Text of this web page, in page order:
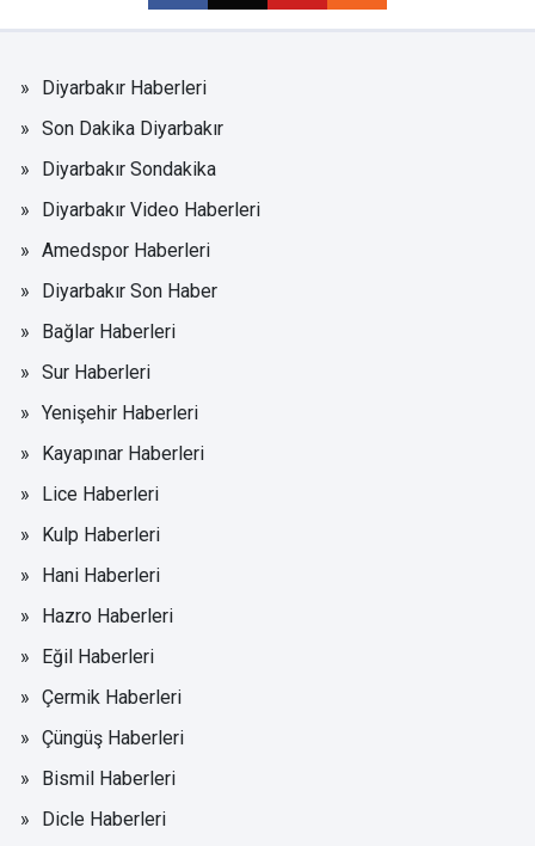
Diyarbakır Haberleri
Son Dakika Diyarbakır
Diyarbakır Sondakika
Diyarbakır Video Haberleri
Amedspor Haberleri
Diyarbakır Son Haber
Bağlar Haberleri
Sur Haberleri
Yenişehir Haberleri
Kayapınar Haberleri
Lice Haberleri
Kulp Haberleri
Hani Haberleri
Hazro Haberleri
Eğil Haberleri
Çermik Haberleri
Çüngüş Haberleri
Bismil Haberleri
Dicle Haberleri